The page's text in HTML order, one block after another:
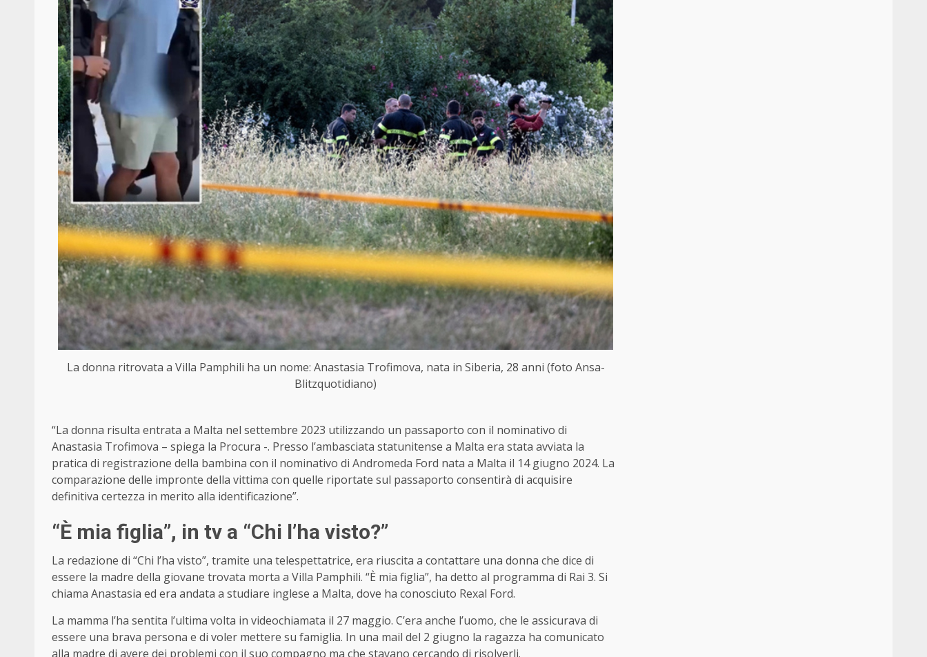
La donna ritrovata a Villa Pamphili ha un nome: Anastasia Trofimova, nata in Siberia, 28 anni (foto Ansa-
Blitzquotidiano)
“La donna risulta entrata a Malta nel settembre 2023 utilizzando un passaporto con il nominativo di
Anastasia Trofimova – spiega la Procura -. Presso l’ambasciata statunitense a Malta era stata avviata la
pratica di registrazione della bambina con il nominativo di Andromeda Ford nata a Malta il 14 giugno 2024. La
comparazione delle impronte della vittima con quelle riportate sul passaporto consentirà di acquisire
definitiva certezza in merito alla identificazione”.
“È mia figlia”, in tv a “Chi l’ha visto?”
La redazione di “Chi l’ha visto”, tramite una telespettatrice, era riuscita a contattare una donna che dice di
essere la madre della giovane trovata morta a Villa Pamphili. “È mia figlia”, ha detto al programma di Rai 3. Si
chiama Anastasia ed era andata a studiare inglese a Malta, dove ha conosciuto Rexal Ford.
La mamma l’ha sentita l’ultima volta in videochiamata il 27 maggio. C’era anche l’uomo, che le assicurava di
essere una brava persona e di voler mettere su famiglia. In una mail del 2 giugno la ragazza ha comunicato
alla madre di avere dei problemi con il suo compagno ma che stavano cercando di risolverli.